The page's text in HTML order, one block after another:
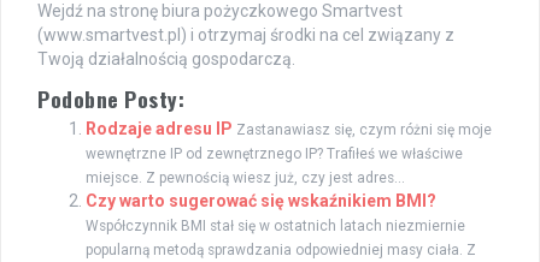
Wejdź na stronę biura pożyczkowego Smartvest
(www.smartvest.pl) i otrzymaj środki na cel związany z
Twoją działalnością gospodarczą.
Podobne Posty:
Rodzaje adresu IP Zastanawiasz się, czym różni się moje
wewnętrzne IP od zewnętrznego IP? Trafiłeś we właściwe
miejsce. Z pewnością wiesz już, czy jest adres...
Czy warto sugerować się wskaźnikiem BMI?
Współczynnik BMI stał się w ostatnich latach niezmiernie
popularną metodą sprawdzania odpowiedniej masy ciała. Z